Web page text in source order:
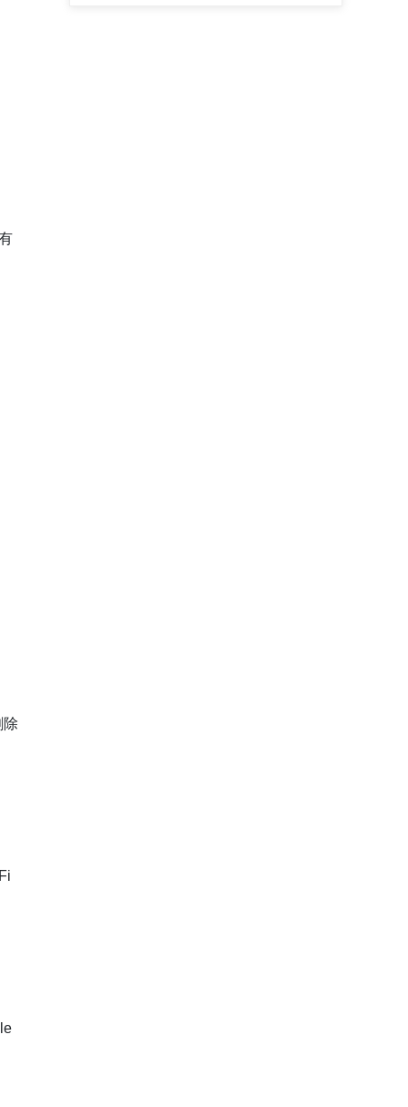
除